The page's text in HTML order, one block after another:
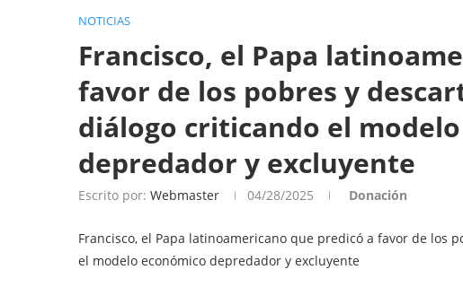
NOTICIAS
Francisco, el Papa
favor de los pobres y
diálogo criticando el
depredador y excluyente
Escrito por: Webmaster 04/28/2025 Donación
Francisco, el Papa latinoamericano que predicó a favor de los
el modelo económico depredador y excluyente